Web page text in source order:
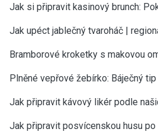
Jak si připravit kasinový brunch:
Jak upéct jablečný tvaroháč |
Bramborové kroketky s makovou
Plněné vepřové žebírko: Báječný
Jak připravit kávový likér podle
Jak připravit posvícenskou husu